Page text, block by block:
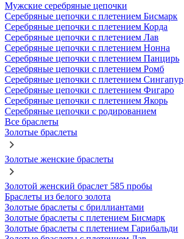
Мужские серебряные цепочки
Серебряные цепочки с плетением Бисмарк
Серебряные цепочки с плетением Корда
Серебряные цепочки с плетением Лав
Серебряные цепочки с плетением Нонна
Серебряные цепочки с плетением Панцирь
Серебряные цепочки с плетением Ромб
Серебряные цепочки с плетением Сингапур
Серебряные цепочки с плетением Фигаро
Серебряные цепочки с плетением Якорь
Серебряные цепочки с родированием
Все браслеты
Золотые браслеты
Золотые женские браслеты
Золотой женский браслет 585 пробы
Браслеты из белого золота
Золотые браслеты с бриллиантами
Золотые браслеты с плетением Бисмарк
Золотые браслеты с плетением Гарибальди